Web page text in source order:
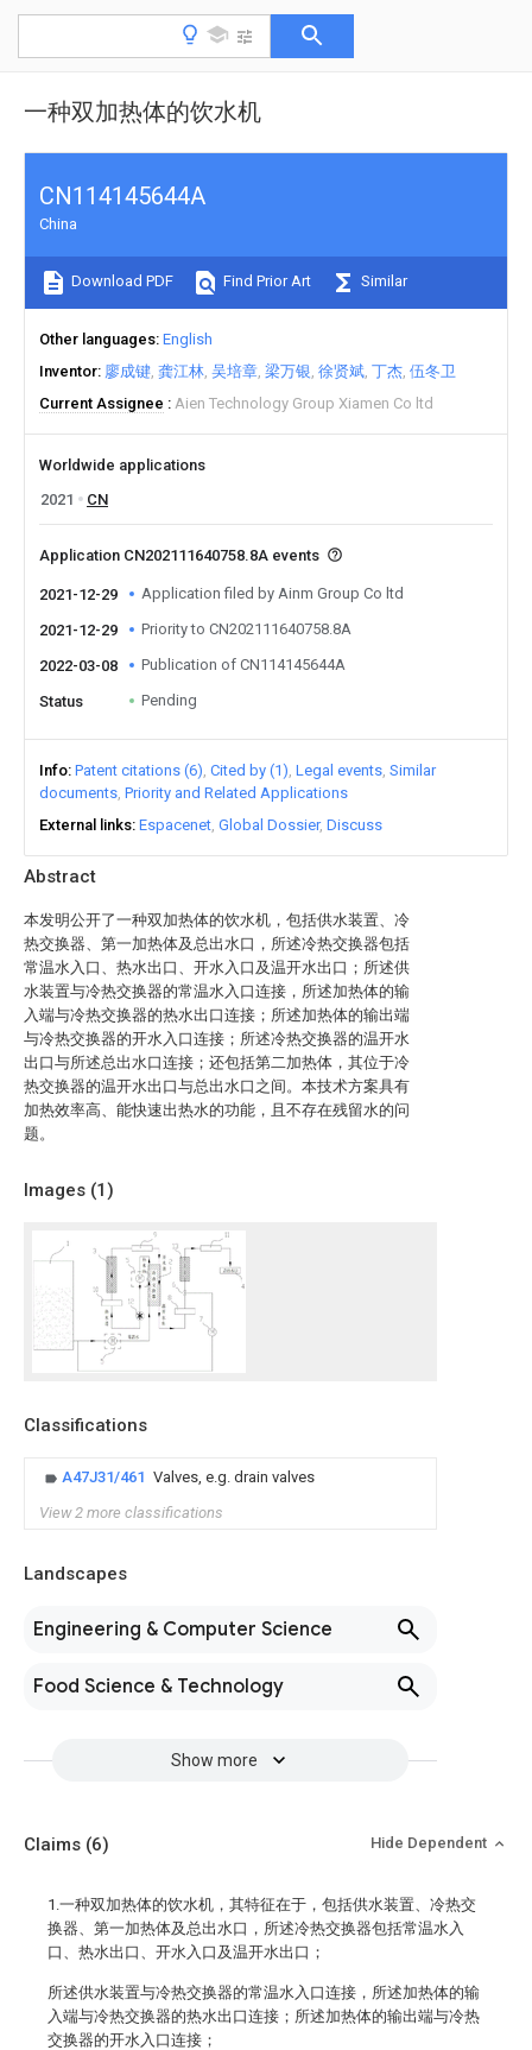
一种双加热体的饮水机
Abstract
本发明公开了一种双加热体的饮水机，包括供水装置、冷
热交换器、第一加热体及总出水口，所述冷热交换器包括
常温水入口、热水出口、开水入口及温开水出口；所述供
水装置与冷热交换器的常温水入口连接，所述加热体的输
入端与冷热交换器的热水出口连接；所述加热体的输出端
与冷热交换器的开水入口连接；所述冷热交换器的温开水
出口与所述总出水口连接；还包括第二加热体，其位于冷
热交换器的温开水出口与总出水口之间。本技术方案具有
加热效率高、能快速出热水的功能，且不存在残留水的问
题。
Images (1)
Classifications
A47J31/461 Valves, e.g. drain valves
View 2 more classifications
Landscapes
Engineering & Computer Science
Food Science & Technology
Show more
CN114145644A
China
Download PDF Find Prior Art Similar
Other languages English
Inventor 廖成键 龚江林 吴培章 梁万银 徐贤斌 丁杰 伍冬卫
Current Assignee
Aien Technology Group Xiamen Co ltd
Worldwide applications
2021
CN
Application CN202111640758.8A events
2021-12-29 Application filed by Ainm Group Co ltd
2021-12-29 Priority to CN202111640758.8A
2022-03-08 Publication of CN114145644A
Status Pending
Info Patent citations (6) Cited by (1) Legal events Similar
documents Priority and Related Applications
External links Espacenet Global Dossier Discuss
Claims (6) Hide Dependent
1.一种双加热体的饮水机，其特征在于，包括供水装置、冷热交
换器、第一加热体及总出水口，所述冷热交换器包括常温水入
口、热水出口、开水入口及温开水出口；
所述供水装置与冷热交换器的常温水入口连接，所述加热体的输
入端与冷热交换器的热水出口连接；所述加热体的输出端与冷热
交换器的开水入口连接；